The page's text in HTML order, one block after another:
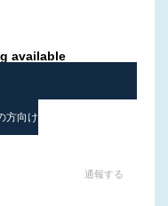
available
方向け
通報する